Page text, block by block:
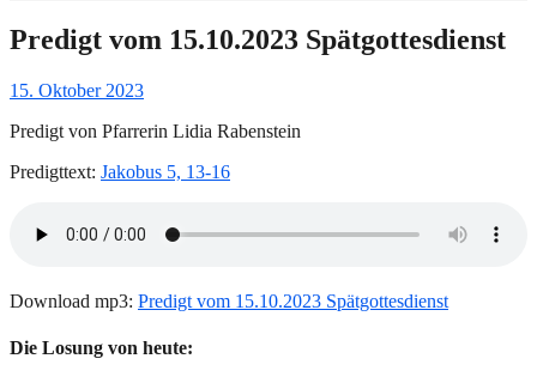
Predigt vom 15.10.2023 Spätgottesdienst
Gepostet
15. Oktober 2023
Predigt von Pfarrerin Lidia Rabenstein
Predigttext: Jakobus 5, 13-16
Download mp3: Predigt vom 15.10.2023 Spätgottesdienst
Die Losung von heute: